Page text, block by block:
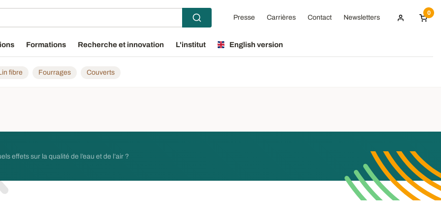
Presse Carrières Contact Newsletters
0
Formations Recherche et innovation L'institut English version
fibre Fourrages Couverts
effets sur la qualité de l’eau et de l’air ?